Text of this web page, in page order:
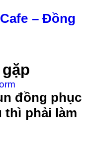
– Đồng
đồng phục
thì phải làm